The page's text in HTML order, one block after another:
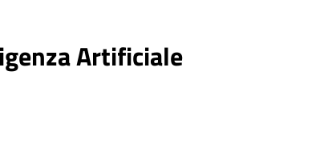
Artificiale